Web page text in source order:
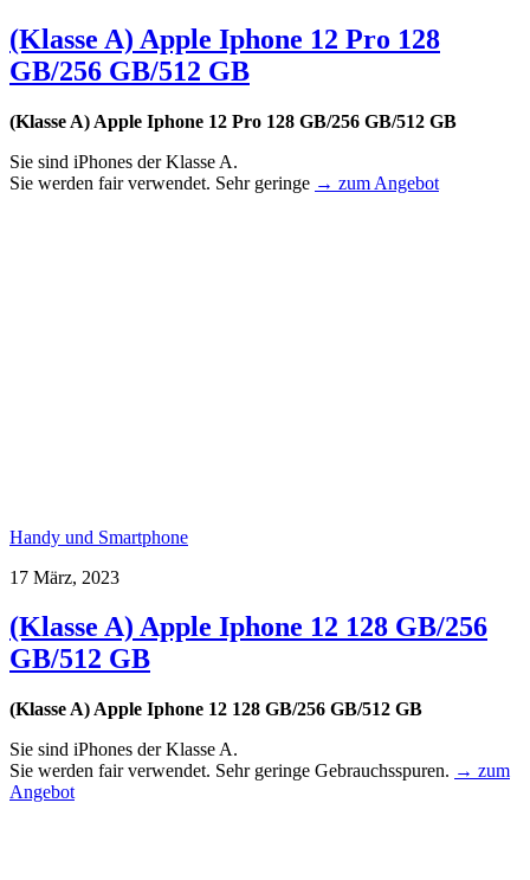
(Klasse A) Apple Iphone 12 Pro 128
GB/256 GB/512 GB
(Klasse A) Apple Iphone 12 Pro 128 GB/256 GB/512 GB
Sie sind iPhones der Klasse A.
Sie werden fair verwendet. Sehr geringe → zum Angebot
Handy und Smartphone
17 März, 2023
(Klasse A) Apple Iphone 12 128 GB/256
GB/512 GB
(Klasse A) Apple Iphone 12 128 GB/256 GB/512 GB
Sie sind iPhones der Klasse A.
Sie werden fair verwendet. Sehr geringe Gebrauchsspuren. → zum
Angebot